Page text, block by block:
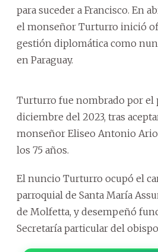
para suceder a Francisco. En
el monseñor Turturro inició
gestión diplomática como
en Paraguay.
Turturro fue nombrado por el
diciembre del 2023, tras
monseñor Eliseo Antonio
los 75 años.
El nuncio Turturro ocupó el
parroquial de Santa María
de Molfetta, y desempeñó
Secretaría particular del